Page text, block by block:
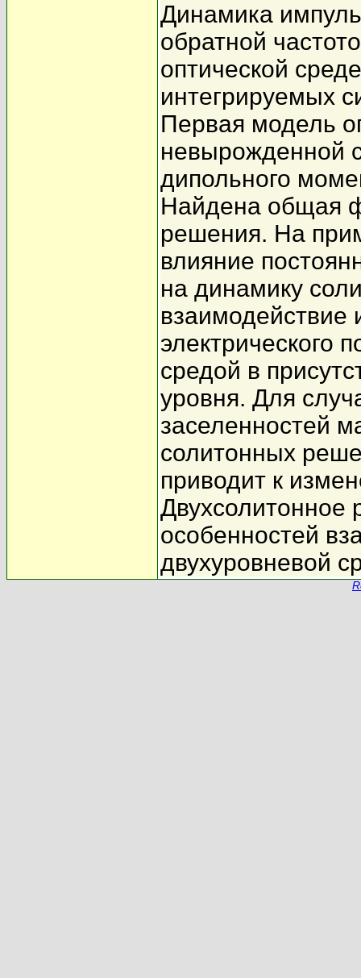
Динамика
обратной
оптической
интегрируемых
Первая модель
невырожденной
дипольного
Найдена общая
решения. На
влияние
на динамику
взаимодействие
электрического
средой в
уровня. Для
заселенностей
солитонных
приводит к
Двухсолитонное
особенностей
двухуровневой